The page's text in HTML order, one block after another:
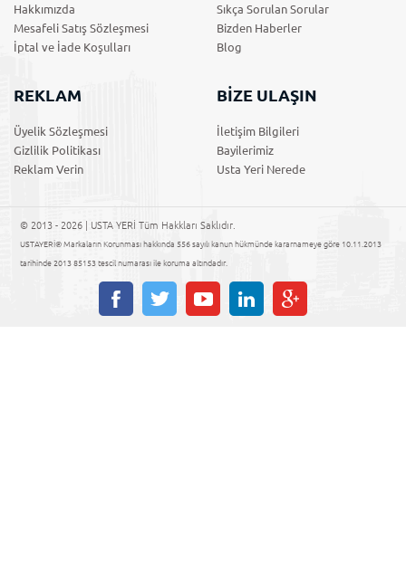
Hakkımızda
Mesafeli Satış Sözleşmesi
İptal ve İade Koşulları
Sıkça Sorulan Sorular
Bizden Haberler
Blog
REKLAM
Üyelik Sözleşmesi
Gizlilik Politikası
Reklam Verin
BİZE ULAŞIN
İletişim Bilgileri
Bayilerimiz
Usta Yeri Nerede
© 2013 - 2026 | USTA YERİ Tüm Hakkları Saklıdır.
USTAYERİ® Markaların Korunması hakkında 556 sayılı kanun hükmünde kararnameye göre 10.11.2013
tarihinde 2013 85153 tescil numarası ile koruma altındadır.